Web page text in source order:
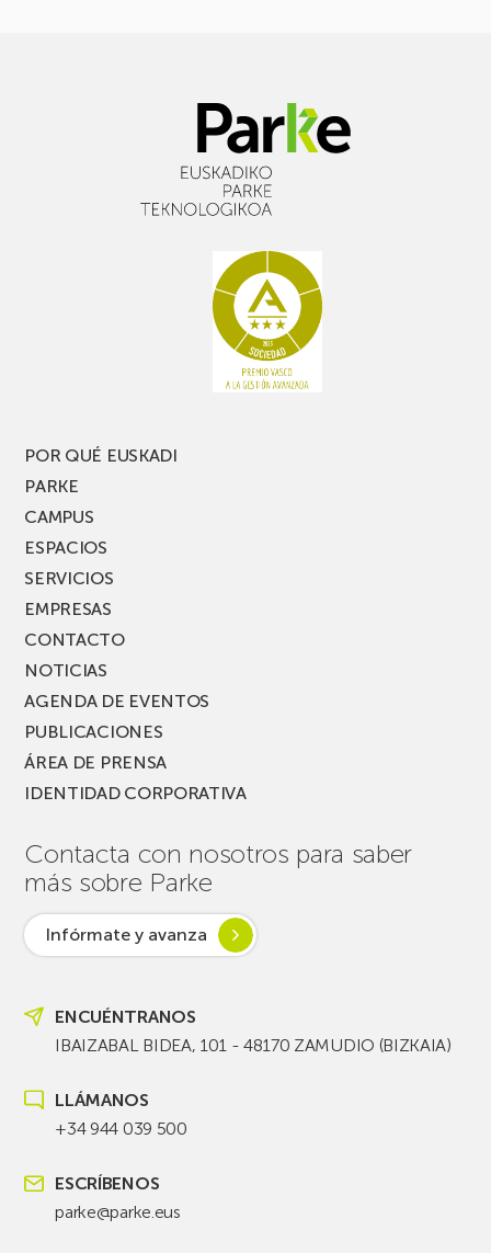
POR QUÉ EUSKADI
PARKE
CAMPUS
ESPACIOS
SERVICIOS
EMPRESAS
CONTACTO
NOTICIAS
AGENDA DE EVENTOS
PUBLICACIONES
ÁREA DE PRENSA
IDENTIDAD CORPORATIVA
Contacta con nosotros para saber
más sobre Parke
Infórmate y avanza
ENCUÉNTRANOS
IBAIZABAL BIDEA, 101 - 48170 ZAMUDIO (BIZKAIA)
LLÁMANOS
+34 944 039 500
ESCRÍBENOS
parke@parke.eus